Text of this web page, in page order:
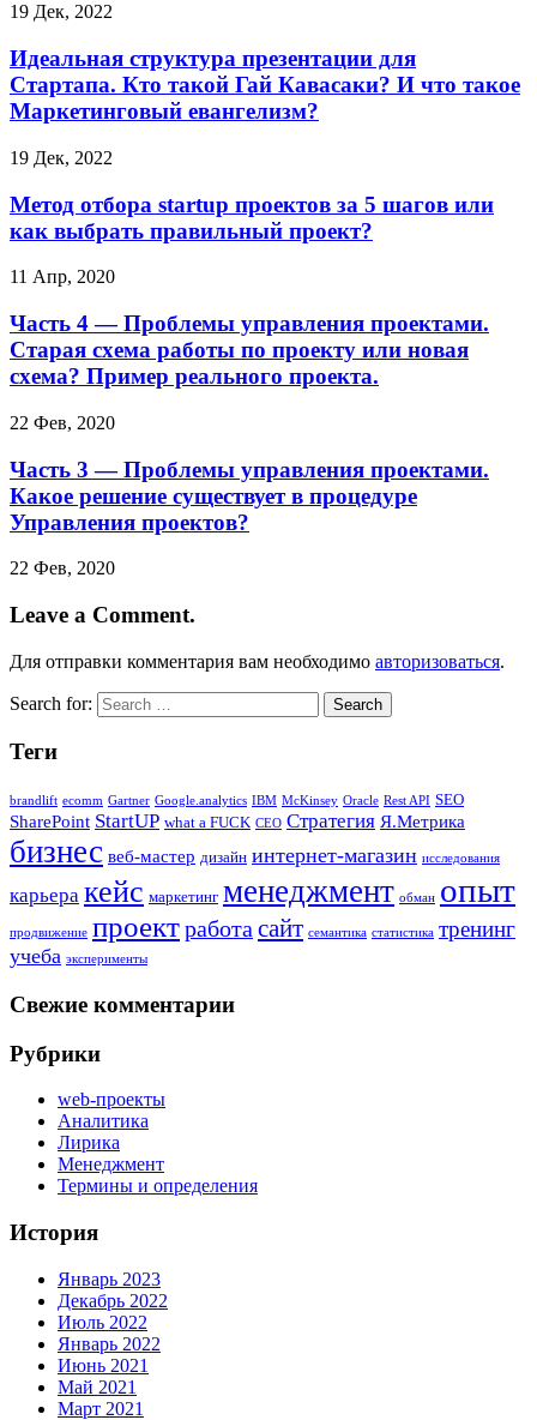
19 Дек, 2022
Идеальная структура презентации для
Стартапа. Кто такой Гай Кавасаки? И что такое
Маркетинговый евангелизм?
19 Дек, 2022
Метод отбора startup проектов за 5 шагов или
как выбрать правильный проект?
11 Апр, 2020
Часть 4 — Проблемы управления проектами.
Старая схема работы по проекту или новая
схема? Пример реального проекта.
22 Фев, 2020
Часть 3 — Проблемы управления проектами.
Какое решение существует в процедуре
Управления проектов?
22 Фев, 2020
Leave a Comment.
Для отправки комментария вам необходимо авторизоваться.
Search for:
Теги
brandlift ecomm Gartner Google.analytics IBM McKinsey Oracle Rest API SEO
SharePoint StartUP what a FUCK СЕО Стратегия Я.Метрика
бизнес веб-мастер дизайн интернет-магазин исследования
карьера кейс маркетинг менеджмент обман опыт
продвижение проектработа сайт семантика статистика тренинг
учеба эксперименты
Свежие комментарии
Рубрики
web-проекты
Аналитика
Лирика
Менеджмент
Термины и определения
История
Январь 2023
Декабрь 2022
Июль 2022
Январь 2022
Июнь 2021
Май 2021
Март 2021